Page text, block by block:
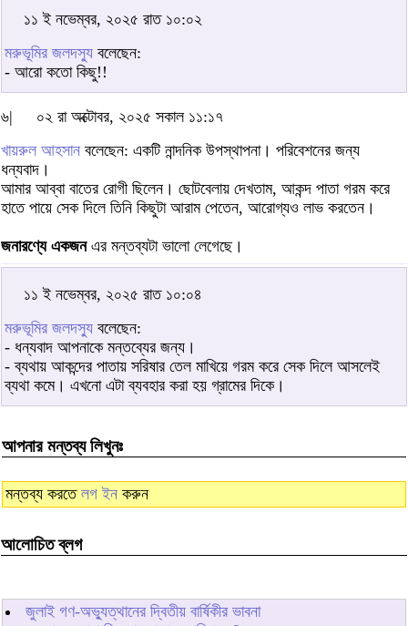
১১ ই নভেম্বর, ২০২৫ রাত ১০:০২
মরুভূমির জলদস্যু বলেছেন:
- আরো কতো কিছু!!
৬|
০২ রা অক্টোবর, ২০২৫ সকাল ১১:১৭
খায়রুল আহসান বলেছেন: একটি নান্দনিক উপস্থাপনা। পরিবেশনের জন্য
ধন্যবাদ।
আমার আব্বা বাতের রোগী ছিলেন। ছোটবেলায় দেখতাম, আকন্দ পাতা গরম করে
হাতে পায়ে সেক দিলে তিনি কিছুটা আরাম পেতেন, আরোগ্যও লাভ করতেন।
জনারণ্যে একজনএর মন্তব্যটা ভালো লেগেছে।
১১ ই নভেম্বর, ২০২৫ রাত ১০:০৪
মরুভূমির জলদস্যু বলেছেন:
- ধন্যবাদ আপনাকে মন্তব্যের জন্য।
- ব্যথায় আকন্দের পাতায় সরিষার তেল মাখিয়ে গরম করে সেক দিলে আসলেই
ব্যথা কমে। এখনো এটা ব্যবহার করা হয় গ্রামের দিকে।
আপনার মন্তব্য লিখুনঃ
মন্তব্য করতে লগ ইন করুন
আলোচিত ব্লগ
জুলাই গণ-অভ্যুত্থানের দ্বিতীয় বার্ষিকীর ভাবনা